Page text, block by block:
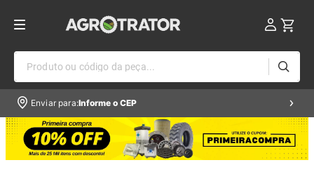
Produto ou código da peça...
Enviar para:Informe o CEP